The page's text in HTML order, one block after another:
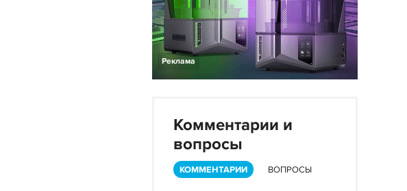
Реклама
Комментарии и
вопросы
КОММЕНТАРИИ ВОПРОСЫ